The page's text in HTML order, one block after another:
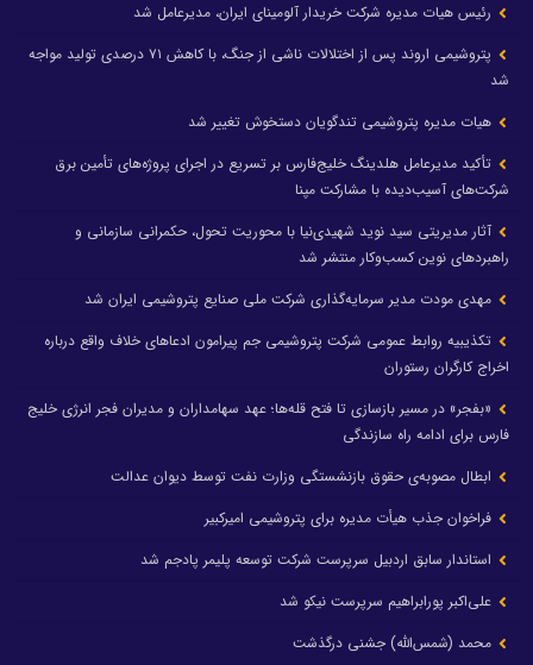
رئیس هیات مدیره شرکت خریدار آلومینای ایران، مدیرعامل شد
پتروشیمی اروند پس از اختلالات ناشی از جنگ، با کاهش ۷۱ درصدی تولید مواجه
شد
هیات مدیره پتروشیمی تندگویان دستخوش تغییر شد
تأکید مدیرعامل هلدینگ خلیج‌فارس بر تسریع در اجرای پروژه‌های تأمین برق
شرکت‌های آسیب‌دیده با مشارکت مپنا
آثار مدیریتی سید نوید شهیدی‌نیا با محوریت تحول، حکمرانی سازمانی و
راهبردهای نوین کسب‌وکار منتشر شد
مهدی مودت مدیر سرمایه‌گذاری شرکت ملی صنایع پتروشیمی ایران شد
تکذیبیه روابط عمومی شرکت پتروشیمی جم پیرامون ادعاهای خلاف واقع درباره
اخراج کارگران رستوران
«بفجر» در مسیر بازسازی تا فتح قله‌ها؛ عهد سهامداران و مدیران فجر انرژی خلیج
فارس برای ادامه راه سازندگی
ابطال مصوبه‌ی حقوق بازنشستگی وزارت نفت توسط دیوان عدالت
فراخوان جذب هیأت مدیره برای پتروشیمی امیرکبیر
استاندار سابق اردبیل سرپرست شرکت توسعه پلیمر پادجم شد
علی‌اکبر پورابراهیم سرپرست نیکو شد
محمد (شمس‌الله) جشنی درگذشت